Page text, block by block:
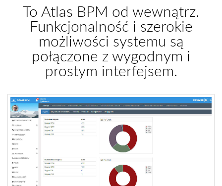
To Atlas BPM od wewnątrz.
Funkcjonalność i szerokie
możliwości systemu są
połączone z wygodnym i
prostym interfejsem.